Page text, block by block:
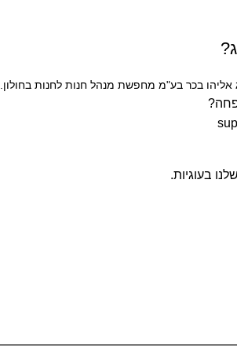
בכר בע"מ מחפשת מנהל חנות לחנות בחולון.
בעוגיות.